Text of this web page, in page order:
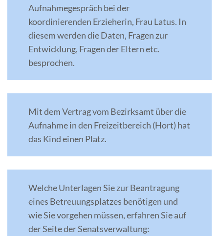
Aufnahmegespräch bei der
koordinierenden Erzieherin, Frau Latus. In
diesem werden die Daten, Fragen zur
Entwicklung, Fragen der Eltern etc.
besprochen.
Mit dem Vertrag vom Bezirksamt über die
Aufnahme in den Freizeitbereich (Hort) hat
das Kind einen Platz.
Welche Unterlagen Sie zur Beantragung
eines Betreuungsplatzes benötigen und
wie Sie vorgehen müssen, erfahren Sie auf
der Seite der Senatsverwaltung: